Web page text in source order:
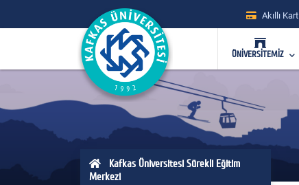
Akıllı Kart
ÜNİVERSİTEMİZ
Kafkas Üniversitesi Sürekli Eğitim
Merkezi